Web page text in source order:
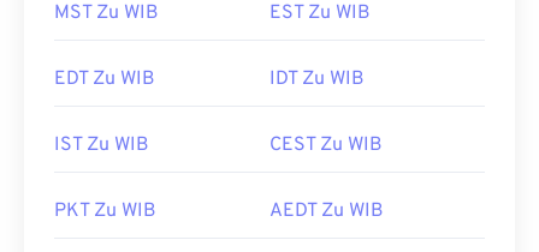
MST Zu WIB EST Zu WIB
EDT Zu WIB IDT Zu WIB
IST Zu WIB CEST Zu WIB
PKT Zu WIB AEDT Zu WIB